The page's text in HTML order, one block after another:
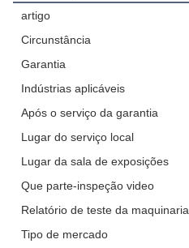
artigo
Circunstância
Garantia
Indústrias aplicáveis
Após o serviço da garantia
Lugar do serviço local
Lugar da sala de exposições
Que parte-inspeção video
Relatório de teste da maquinaria
Tipo de mercado